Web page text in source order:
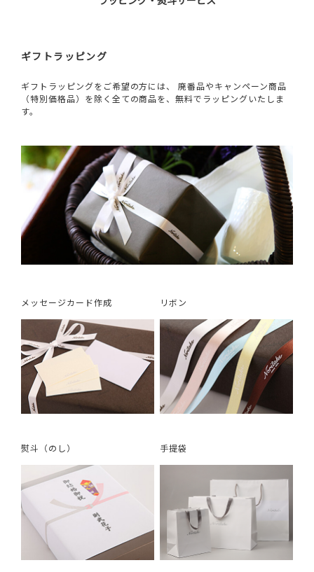
ギフトラッピング
ギフトラッピングをご希望の方には、 廃番品やキャンペーン商品
（特別価格品）を除く全ての商品を、無料でラッピングいたしま
す。
メッセージカード作成 リボン
熨斗（のし） 手提袋